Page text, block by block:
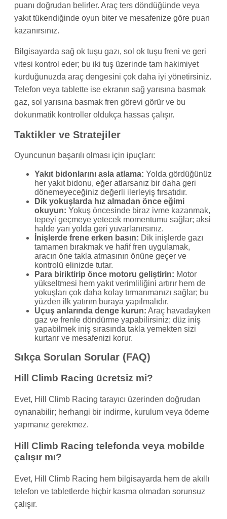
puanı doğrudan belirler. Araç ters döndüğünde veya
yakıt tükendiğinde oyun biter ve mesafenize göre puan
kazanırsınız.
Bilgisayarda sağ ok tuşu gazı, sol ok tuşu freni ve geri
vitesi kontrol eder; bu iki tuş üzerinde tam hakimiyet
kurduğunuzda araç dengesini çok daha iyi yönetirsiniz.
Telefon veya tablette ise ekranın sağ yarısına basmak
gaz, sol yarısına basmak fren görevi görür ve bu
dokunmatik kontroller oldukça hassas çalışır.
Taktikler ve Stratejiler
Oyuncunun başarılı olması için ipuçları:
Yakıt bidonlarını asla atlama: Yolda gördüğünüz
her yakıt bidonu, eğer atlarsanız bir daha geri
dönemeyeceğiniz değerli ilerleyiş fırsatıdır.
Dik yokuşlarda hız almadan önce eğimi
okuyun: Yokuş öncesinde biraz ivme kazanmak,
tepeyi geçmeye yetecek momentumu sağlar; aksi
halde yarı yolda geri yuvarlanırsınız.
İnişlerde frene erken basın: Dik inişlerde gazı
tamamen bırakmak ve hafif fren uygulamak,
aracın öne takla atmasının önüne geçer ve
kontrolü elinizde tutar.
Para biriktirip önce motoru geliştirin: Motor
yükseltmesi hem yakıt verimliliğini artırır hem de
yokuşları çok daha kolay tırmanmanızı sağlar; bu
yüzden ilk yatırım buraya yapılmalıdır.
Uçuş anlarında denge kurun: Araç havadayken
gaz ve frenle döndürme yapabilirsiniz; düz iniş
yapabilmek iniş sırasında takla yemekten sizi
kurtarır ve mesafenizi korur.
Sıkça Sorulan Sorular (FAQ)
Hill Climb Racing ücretsiz mi?
Evet, Hill Climb Racing tarayıcı üzerinden doğrudan
oynanabilir; herhangi bir indirme, kurulum veya ödeme
yapmanız gerekmez.
Hill Climb Racing telefonda veya mobilde
çalışır mı?
Evet, Hill Climb Racing hem bilgisayarda hem de akıllı
telefon ve tabletlerde hiçbir kasma olmadan sorunsuz
çalışır.